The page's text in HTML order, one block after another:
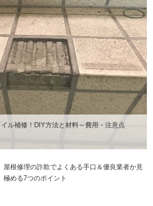
ル補修！DIY方法と材料～費用・注意点
屋根修理の詐欺でよくある手口＆優良業者か見
極める7つのポイント